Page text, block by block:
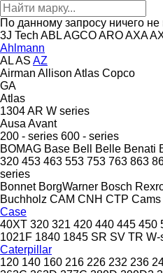
По данному запросу ничего
3J Tech ABLAGCOAROAXA
Ahlmann
ALAS AZ
Airman Allison Atlas Copco
GA
Atlas
1304AR W series
Ausa Avant
200 - series 600 - series
BOMAG Base Bell Belle Benati
320 453 463 553 753 763 863
series
Bonnet BorgWarner Bosch
Buchholz CAM CNH CTP Cams
Case
40XT 320 321 420 440 445 450
1021F 1840 1845 SR SV TR W-
Caterpillar
120 140 160 216 226 232 236